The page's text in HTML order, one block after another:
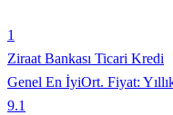
1
Ziraat Bankası Ticari Kredi
Genel En İyiOrt. Fiyat:
9.1